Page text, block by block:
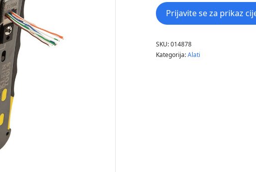
Prijavite se za prikaz
SKU:014878
Kategorija:Alati